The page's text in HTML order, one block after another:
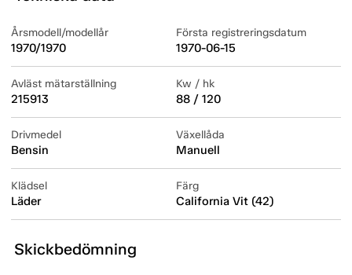
Årsmodell/modellår
1970/1970
Första registreringsdatum
1970-06-15
Avläst mätarställning
215913
Kw / hk
88 / 120
Drivmedel
Bensin
Växellåda
Manuell
Klädsel
Läder
Färg
California Vit (42)
Skickbedömning